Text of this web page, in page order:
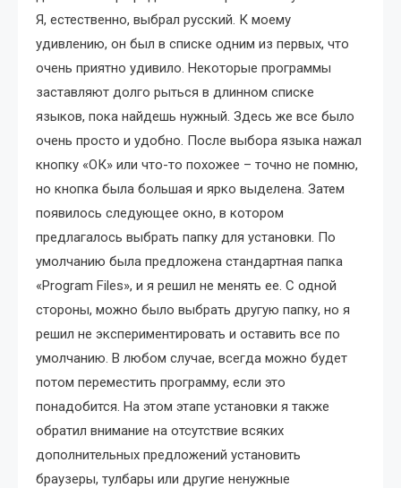
Я, естественно, выбрал русский. К моему
удивлению, он был в списке одним из первых, что
очень приятно удивило. Некоторые программы
заставляют долго рыться в длинном списке
языков, пока найдешь нужный. Здесь же все было
очень просто и удобно. После выбора языка нажал
кнопку «ОК» или что-то похожее – точно не помню,
но кнопка была большая и ярко выделена. Затем
появилось следующее окно, в котором
предлагалось выбрать папку для установки. По
умолчанию была предложена стандартная папка
«Program Files», и я решил не менять ее. С одной
стороны, можно было выбрать другую папку, но я
решил не экспериментировать и оставить все по
умолчанию. В любом случае, всегда можно будет
потом переместить программу, если это
понадобится. На этом этапе установки я также
обратил внимание на отсутствие всяких
дополнительных предложений установить
браузеры, тулбары или другие ненужные